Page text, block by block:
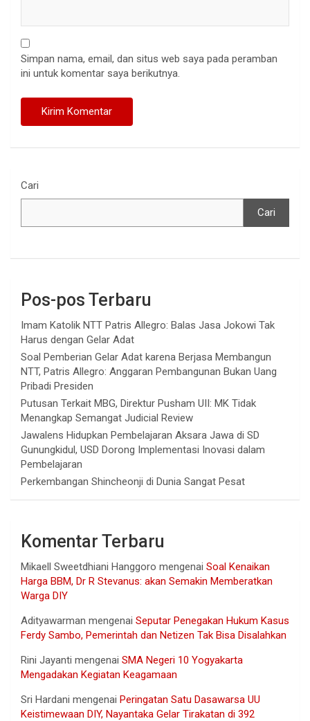
Simpan nama, email, dan situs web saya pada peramban
ini untuk komentar saya berikutnya.
Cari
Cari
Pos-pos Terbaru
Imam Katolik NTT Patris Allegro: Balas Jasa Jokowi Tak
Harus dengan Gelar Adat
Soal Pemberian Gelar Adat karena Berjasa Membangun
NTT, Patris Allegro: Anggaran Pembangunan Bukan Uang
Pribadi Presiden
Putusan Terkait MBG, Direktur Pusham UII: MK Tidak
Menangkap Semangat Judicial Review
Jawalens Hidupkan Pembelajaran Aksara Jawa di SD
Gunungkidul, USD Dorong Implementasi Inovasi dalam
Pembelajaran
Perkembangan Shincheonji di Dunia Sangat Pesat
Komentar Terbaru
Mikaell Sweetdhiani Hanggoro mengenai Soal Kenaikan
Harga BBM, Dr R Stevanus: akan Semakin Memberatkan
Warga DIY
Adityawarman mengenai Seputar Penegakan Hukum Kasus
Ferdy Sambo, Pemerintah dan Netizen Tak Bisa Disalahkan
Rini Jayanti mengenai SMA Negeri 10 Yogyakarta
Mengadakan Kegiatan Keagamaan
Sri Hardani mengenai Peringatan Satu Dasawarsa UU
Keistimewaan DIY, Nayantaka Gelar Tirakatan di 392